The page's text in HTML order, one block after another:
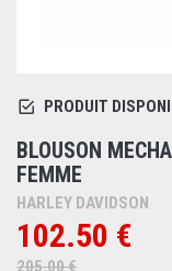
PRODUIT
BLOUSON
FEMME
HARLEY DAVIDSON
102.50 €
205.00 €